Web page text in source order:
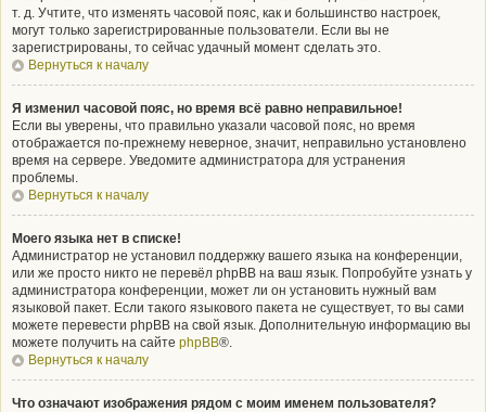
т. д. Учтите, что изменять часовой пояс, как и большинство настроек,
могут только зарегистрированные пользователи. Если вы не
зарегистрированы, то сейчас удачный момент сделать это.
Вернуться к началу
Я изменил часовой пояс, но время всё равно неправильное!
Если вы уверены, что правильно указали часовой пояс, но время
отображается по-прежнему неверное, значит, неправильно установлено
время на сервере. Уведомите администратора для устранения
проблемы.
Вернуться к началу
Моего языка нет в списке!
Администратор не установил поддержку вашего языка на конференции,
или же просто никто не перевёл phpBB на ваш язык. Попробуйте узнать у
администратора конференции, может ли он установить нужный вам
языковой пакет. Если такого языкового пакета не существует, то вы сами
можете перевести phpBB на свой язык. Дополнительную информацию вы
можете получить на сайте phpBB®.
Вернуться к началу
Что означают изображения рядом с моим именем пользователя?